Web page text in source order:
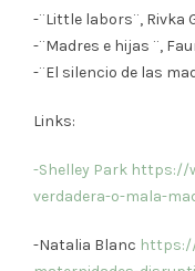
-¨Little labors¨, Rivka
-¨Madres e hijas ¨,
-¨El silencio de las
Links:
-Shelley Park https://
verdadera-o-mala-
-Natalia Blanc